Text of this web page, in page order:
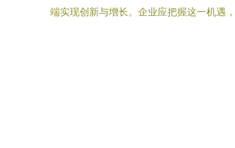
端实现创新与增长。企业应把握这一机遇